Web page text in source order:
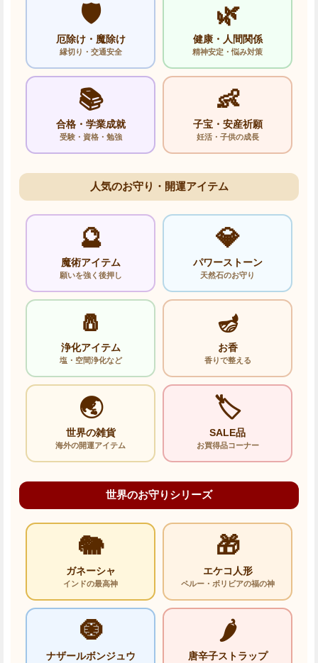
🛡️
厄除け・魔除け
縁切り・交通安全
🌿
健康・人間関係
精神安定・悩み対策
📚
合格・学業成就
受験・資格・勉強
👶
子宝・安産祈願
妊活・子供の成長
人気のお守り・開運アイテム
🔮
魔術アイテム
願いを強く後押し
💎
パワーストーン
天然石のお守り
🧂
浄化アイテム
塩・空間浄化など
🪔
お香
香りで整える
🌏
世界の雑貨
海外の開運アイテム
🏷️
SALE品
お買得品コーナー
世界のお守りシリーズ
🐘
ガネーシャ
インドの最高神
🎁
エケコ人形
ペルー・ボリビアの福の神
🧿
ナザールボンジュウ
🌶️
唐辛子ストラップ